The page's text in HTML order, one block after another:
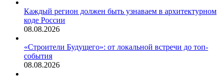
Каждый регион должен быть узнаваем в архитектурном
коде России
08.08.2026
«Строители Будущего»: от локальной встречи до топ-
события
08.08.2026